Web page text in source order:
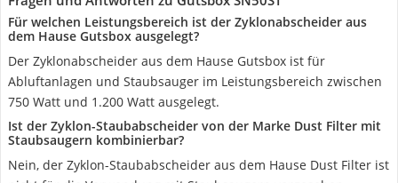
Für welchen Leistungsbereich ist der Zyklonabscheider aus
dem Hause Gutsbox ausgelegt?
Der Zyklonabscheider aus dem Hause Gutsbox ist für
Abluftanlagen und Staubsauger im Leistungsbereich zwischen
750 Watt und 1.200 Watt ausgelegt.
Ist der Zyklon-Staubabscheider von der Marke Dust Filter mit
Staubsaugern kombinierbar?
Nein, der Zyklon-Staubabscheider aus dem Hause Dust Filter ist